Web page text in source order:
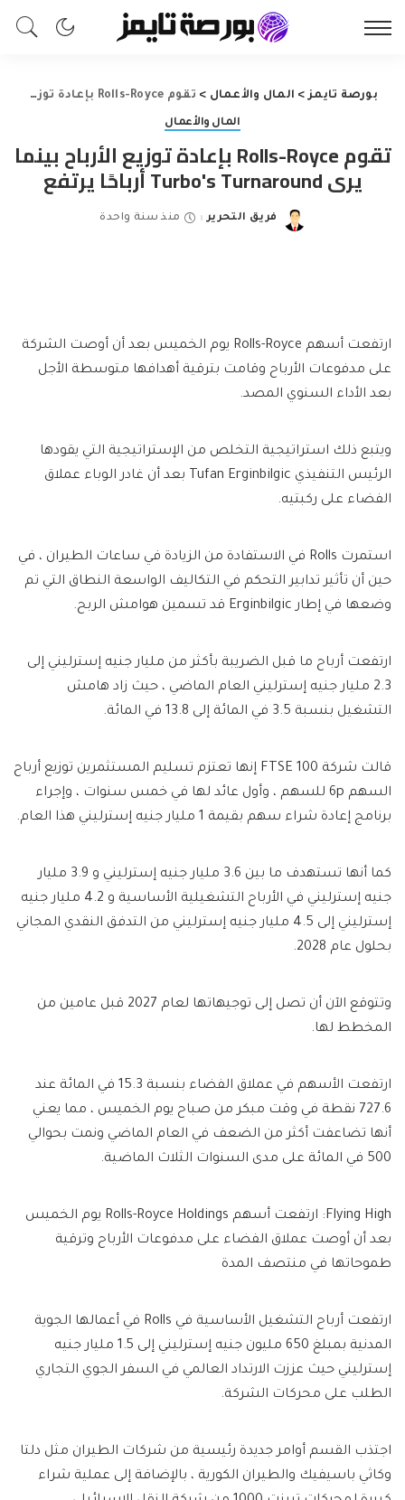
بورصة تايمز> المال والأعمال > تقوم Rolls-Royce بإعادة توزيع الأرباح بينما يرى Turbo's Turnaround أرباحًا يرتفع
المال والأعمال
تقوم Rolls-Royce بإعادة توزيع الأرباح بينما
يرى Turbo's Turnaround أرباحًا يرتفع
Posted
فريق التحرير منذ سنة واحدة
ارتفعت أسهم Rolls-Royce يوم الخميس بعد أن أوصت الشركة
على مدفوعات الأرباح وقامت بترقية أهدافها متوسطة الأجل
بعد الأداء السنوي المصد.
ويتبع ذلك استراتيجية التخلص من الإستراتيجية التي يقودها
الرئيس التنفيذي Tufan Erginbilgic بعد أن غادر الوباء عملاق
الفضاء على ركبتيه.
استمرت Rolls في الاستفادة من الزيادة في ساعات الطيران ، في
حين أن تأثير تدابير التحكم في التكاليف الواسعة النطاق التي تم
وضعها في إطار Erginbilgic قد تسمين هوامش الربح.
ارتفعت أرباح ما قبل الضريبة بأكثر من مليار جنيه إسترليني إلى
2.3 مليار جنيه إسترليني العام الماضي ، حيث زاد هامش
التشغيل بنسبة 3.5 في المائة إلى 13.8 في المائة.
قالت شركة FTSE 100 إنها تعتزم تسليم المستثمرين توزيع أرباح
السهم 6p للسهم ، وأول عائد لها في خمس سنوات ، وإجراء
برنامج إعادة شراء سهم بقيمة 1 مليار جنيه إسترليني هذا العام.
كما أنها تستهدف ما بين 3.6 مليار جنيه إسترليني و 3.9 مليار
جنيه إسترليني في الأرباح التشغيلية الأساسية و 4.2 مليار جنيه
إسترليني إلى 4.5 مليار جنيه إسترليني من التدفق النقدي المجاني
بحلول عام 2028.
وتتوقع الآن أن تصل إلى توجيهاتها لعام 2027 قبل عامين من
المخطط لها.
ارتفعت الأسهم في عملاق الفضاء بنسبة 15.3 في المائة عند
727.6 نقطة في وقت مبكر من صباح يوم الخميس ، مما يعني
أنها تضاعفت أكثر من الضعف في العام الماضي ونمت بحوالي
500 في المائة على مدى السنوات الثلاث الماضية.
Flying High: ارتفعت أسهم Rolls-Royce Holdings يوم الخميس
بعد أن أوصت عملاق الفضاء على مدفوعات الأرباح وترقية
طموحاتها في منتصف المدة
ارتفعت أرباح التشغيل الأساسية في Rolls في أعمالها الجوية
المدنية بمبلغ 650 مليون جنيه إسترليني إلى 1.5 مليار جنيه
إسترليني حيث عززت الارتداد العالمي في السفر الجوي التجاري
الطلب على محركات الشركة.
اجتذب القسم أوامر جديدة رئيسية من شركات الطيران مثل دلتا
وكاثي باسيفيك والطيران الكورية ، بالإضافة إلى عملية شراء